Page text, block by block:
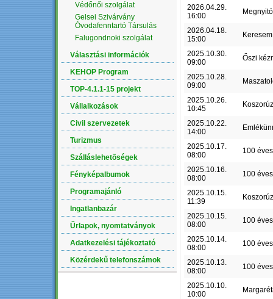
Védőnői szolgálat
Gelsei Szivárvány
Óvodafenntartó Társulás
Falugondnoki szolgálat
Választási információk
KEHOP Program
TOP-4.1.1-15 projekt
Vállalkozások
Civil szervezetek
Turizmus
Szálláslehetõségek
Fényképalbumok
Programajánló
Ingatlanbazár
Űrlapok, nyomtatványok
Adatkezelési tájékoztató
Közérdekű telefonszámok
2026.04.29.
16:00
2026.04.18.
15:00
2025.10.30.
09:00
Őszi
2025.10.28.
09:00
2025.10.26.
10:45
2025.10.22.
14:00
2025.10.17.
08:00
100
2025.10.16.
08:00
100
2025.10.15.
11:39
2025.10.15.
08:00
100
2025.10.14.
08:00
100
2025.10.13.
08:00
100
2025.10.10.
10:00